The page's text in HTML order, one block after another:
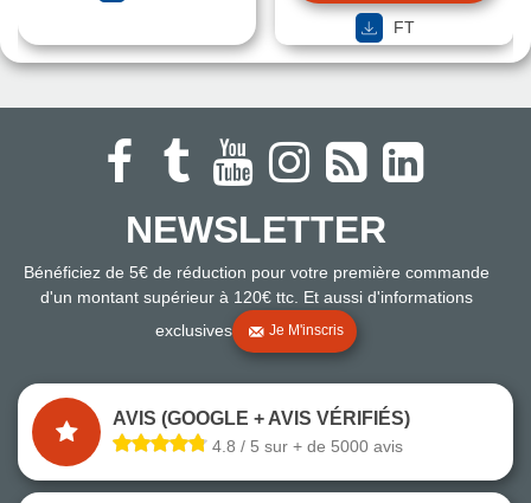
FT
NEWSLETTER
Bénéficiez de 5€ de réduction pour votre première commande
d'un montant supérieur à 120€ ttc. Et aussi d'informations
exclusives
Je M'inscris
AVIS (GOOGLE + AVIS VÉRIFIÉS)
4.8 / 5 sur + de 5000 avis